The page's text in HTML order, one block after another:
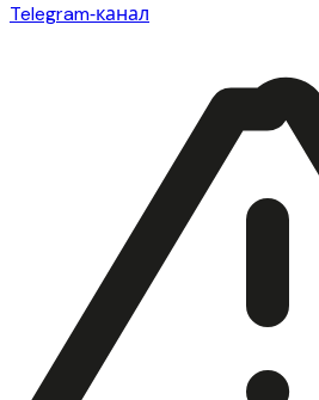
Telegram‑канал